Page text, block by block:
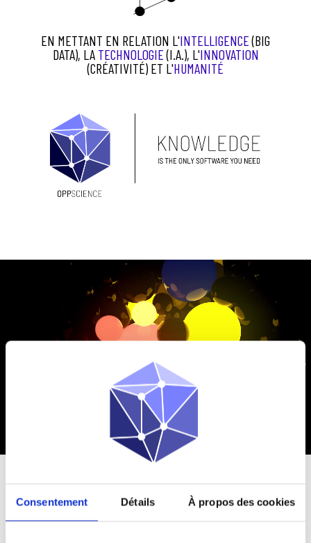
Consentement Détails À propos des cookies
EN METTANT EN RELATION L'INTELLIGENCE(BIG
DATA), LA TECHNOLOGIE(I.A.), L'INNOVATION
(CRÉATIVITÉ) ET L'HUMANITÉ
DÉCOUVREZ NOS SOLUTIONS